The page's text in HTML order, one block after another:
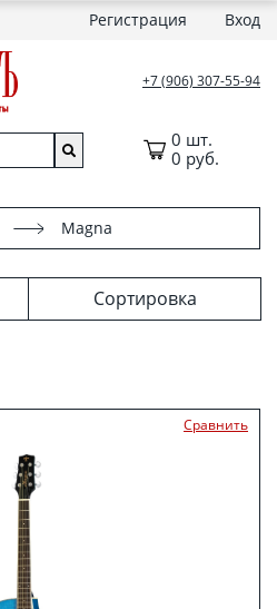
Регистрация Вход
+7 (906) 307-55-94
0 шт.
0 руб.
Magna
Сортировка
Сравнить